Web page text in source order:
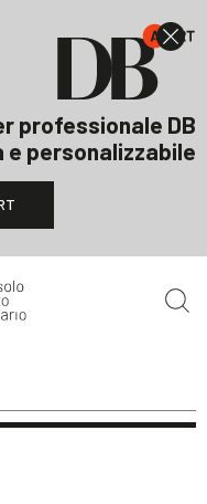
professionale DB
e personalizzabile